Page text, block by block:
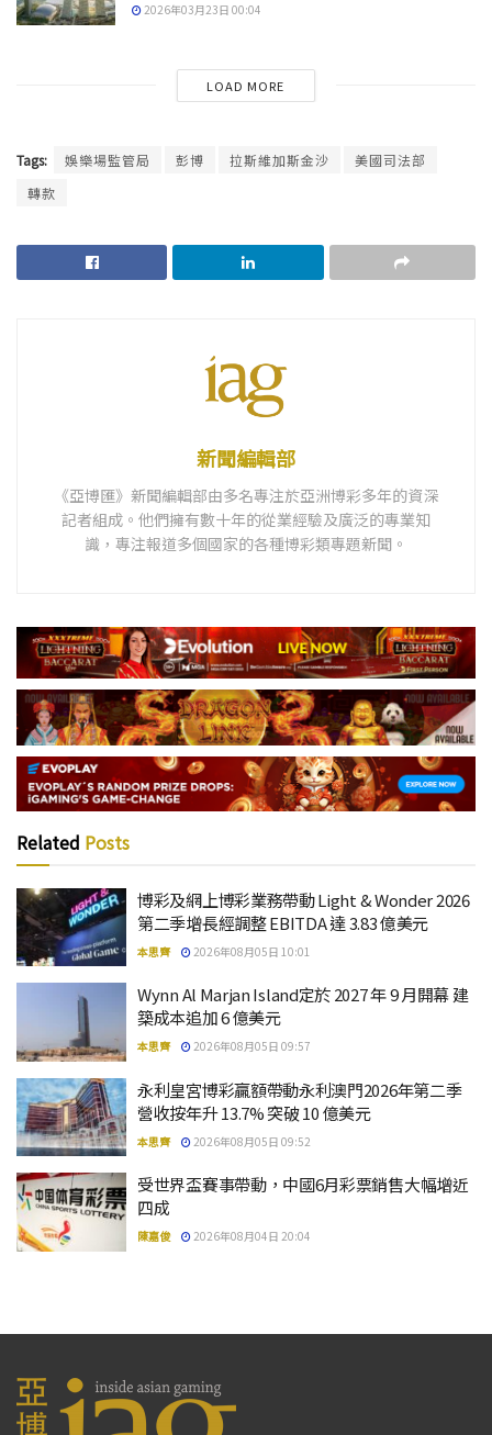
2026年03月23日 00:04
LOAD MORE
Tags: 娛樂場監管局 彭博 拉斯維加斯金沙
美國司法部
轉款
新聞編輯部
《亞博匯》新聞編輯部由多名專注於亞洲博彩多年的資深
記者組成。他們擁有數十年的從業經驗及廣泛的專業知
識，專注報道多個國家的各種博彩類專題新聞。
Related Posts
博彩及網上博彩業務帶動 Light & Wonder 2026
第二季增長經調整 EBITDA 達 3.83 億美元
本思齊 2026年08月05日 10:01
Wynn Al Marjan Island定於 2027 年 9 月開幕 建
築成本追加 6 億美元
本思齊 2026年08月05日 09:57
永利皇宮博彩贏額帶動永利澳門2026年第二季
營收按年升 13.7% 突破 10 億美元
本思齊 2026年08月05日 09:52
受世界盃賽事帶動，中國6月彩票銷售大幅增近
四成
陳嘉俊 2026年08月04日 20:04